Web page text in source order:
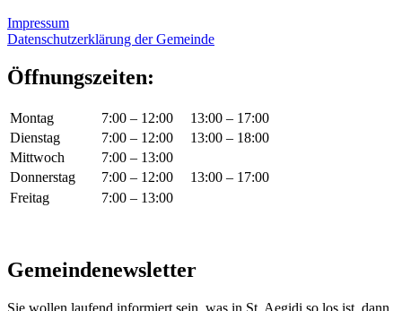
Impressum
Datenschutzerklärung der Gemeinde
Öffnungszeiten:
Montag 7:00 – 12:00
13:00 – 17:00
Dienstag
7:00 – 12:00
13:00 – 18:00
Mittwoch
7:00 – 13:00
Donnerstag
7:00 – 12:00
13:00 – 17:00
Freitag
7:00 – 13:00
Gemeindenewsletter
Sie wollen laufend informiert sein, was in St. Aegidi so los ist, dann